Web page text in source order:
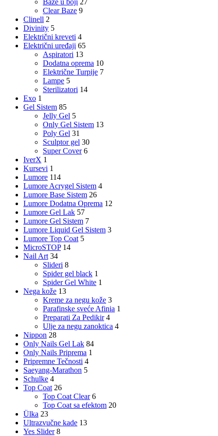
Baze u boji 27
Clear Baze 9
Clinell 2
Divinity 5
Električni kreveti 4
Električni uređaji 65
Aspiratori 13
Dodatna oprema 10
Električne Turpije 7
Lampe 5
Sterilizatori 14
Exo 1
Gel Sistem 85
Jelly Gel 5
Only Gel Sistem 13
Poly Gel 31
Sculptor gel 30
Super Cover 6
IverX 1
Kursevi 1
Lumore 114
Lumore Acrygel Sistem 4
Lumore Base Sistem 26
Lumore Dodatna Oprema 12
Lumore Gel Lak 57
Lumore Gel Sistem 7
Lumore Liquid Gel Sistem 3
Lumore Top Coat 5
MicroSTOP 14
Nail Art 34
Slideri 8
Spider gel black 1
Spider Gel White 1
Nega kože 13
Kreme za negu kože 3
Parafinske sveće Afinia 1
Preparati Za Pedikir 4
Ulje za negu zanoktica 4
Nippon 28
Only Nails Gel Lak 84
Only Nails Priprema 1
Pripremne Tečnosti 4
Saeyang-Marathon 5
Schulke 4
Top Coat 26
Top Coat Clear 6
Top Coat sa efektom 20
Ülka 23
Ultrazvučne kade 13
Yes Slider 8